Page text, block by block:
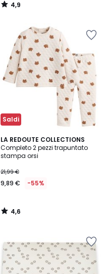
4,9
/
Saldi
LA REDOUTE COLLECTIONS
Completo 2 pezzi trapuntato
stampa orsi
21,99 €
9,89 € -55%
4,6
/ 5
4,6
/